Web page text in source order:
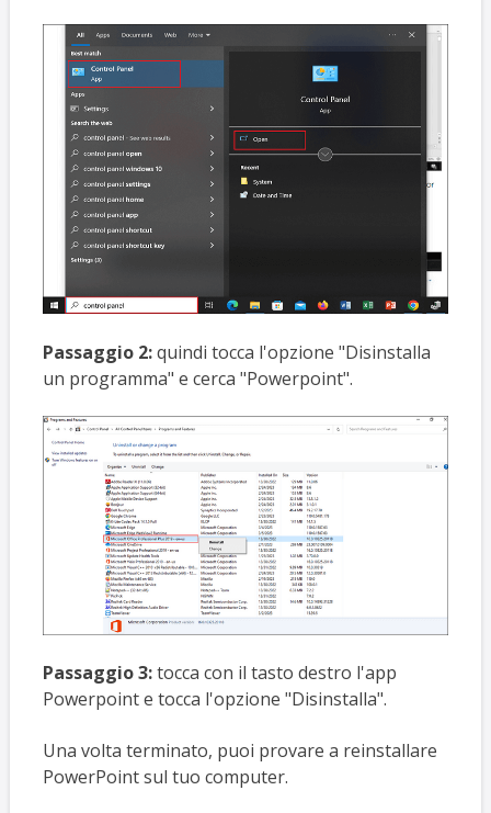
Passaggio 2:quindi tocca l'opzione "Disinstalla
un programma" e cerca "Powerpoint".
Passaggio 3:tocca con il tasto destro l'app
Powerpoint e tocca l'opzione "Disinstalla".
Una volta terminato, puoi provare a reinstallare
PowerPoint sul tuo computer.